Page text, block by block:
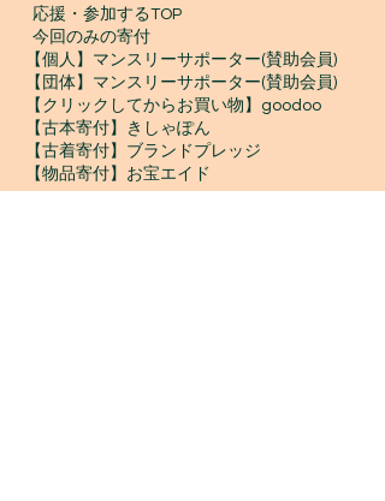
応援・参加するTOP
今回のみの寄付
【個人】マンスリーサポーター(賛助会員)
【団体】マンスリーサポーター(賛助会員)
【クリックしてからお買い物】goodoo
【古本寄付】きしゃぽん
【古着寄付】ブランドプレッジ
【物品寄付】お宝エイド